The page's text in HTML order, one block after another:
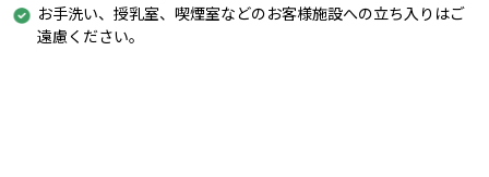
お手洗い、授乳室、喫煙室などのお客様施設への立ち入りはご
遠慮ください。